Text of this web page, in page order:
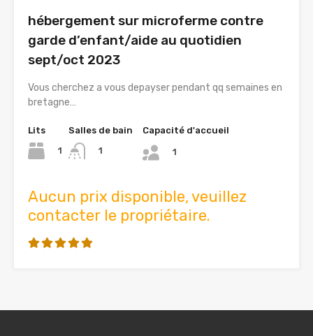
hébergement sur microferme contre
garde d’enfant/aide au quotidien
sept/oct 2023
Vous cherchez a vous depayser pendant qq semaines en
bretagne…
Lits
1
Salles de bain
1
Capacité d'accueil
1
Aucun prix disponible, veuillez
contacter le propriétaire.